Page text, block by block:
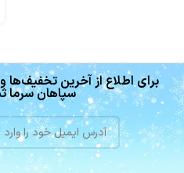
برای اطلاع از آخرین تخفیف‌ها
سپاهان سرما